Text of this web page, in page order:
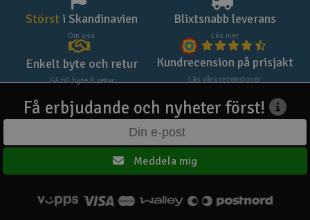
Störst i Skandinavien
Om oss
Blixtsnabb leverans
Läs mer
Enkelt byte och retur
Gå till byte & retur
Kundrecension på prisjakt
Läs våra recensioner
Få erbjudande och nyheter först!
Meddela mig